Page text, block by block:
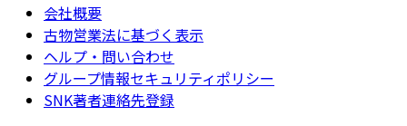
会社概要
古物営業法に基づく表示
ヘルプ・問い合わせ
グループ情報セキュリティポリシー
SNK著者連絡先登録